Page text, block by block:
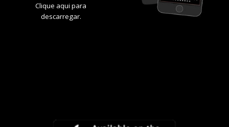
Clique aqui para
descarregar.